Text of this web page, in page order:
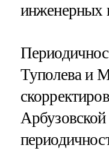
инженерных
Туполева и